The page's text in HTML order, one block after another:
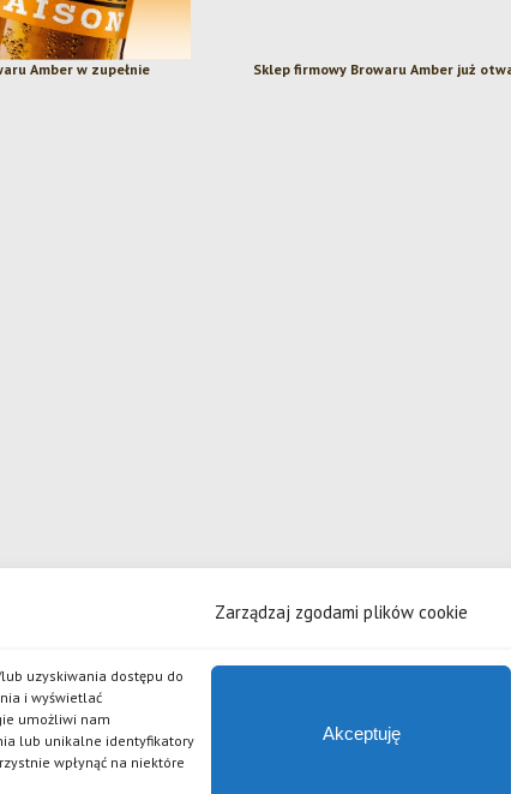
Zarządzaj zgodami plików cookie
uzyskiwania dostępu do
i wyświetlać
umożliwi nam
lub unikalne identyfikatory
wpłynąć na niektóre
Akceptuję
Sklep firmowy Browaru Amber już
Amber w zupełnie
odpowiedzialnością
marek: Koźlak, Piwo Żywe, Grand Imperial Porter, Złote Lwy, Pszeniczniak, Johannes, APA,
oraz serii piw Po Godzinach.